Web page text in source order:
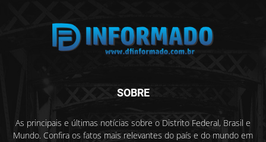
SOBRE
As principais e últimas notícias sobre o Distrito Federal, Brasil e
Mundo. Confira os fatos mais relevantes do país e do mundo em